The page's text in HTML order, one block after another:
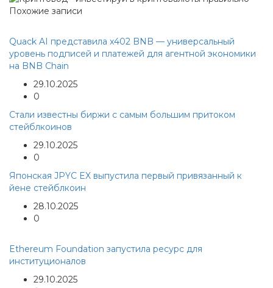
Похожие записи
Quack AI представила x402 BNB — универсальный
уровень подписей и платежей для агентной экономики
на BNB Chain
29.10.2025
0
Стали известны биржи с самым большим притоком
стейблкоинов
29.10.2025
0
Японская JPYC EX выпустила первый привязанный к
йене стейблкоин
28.10.2025
0
Ethereum Foundation запустила ресурс для
институционалов
29.10.2025